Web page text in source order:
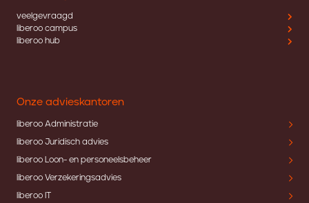
veelgevraagd
liberoo campus
liberoo hub
Onze advieskantoren
liberoo Administratie
liberoo Juridisch advies
liberoo Loon- en personeelsbeheer
liberoo Verzekeringsadvies
liberoo IT